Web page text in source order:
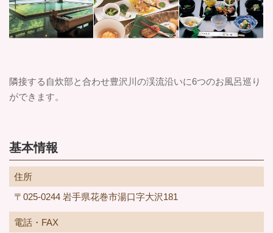
隣接する自炊部と合わせ豊沢川の渓流沿いに6つのお風呂巡り
ができます。
基本情報
住所
〒025-0244 岩手県花巻市湯口字大沢181
電話・FAX